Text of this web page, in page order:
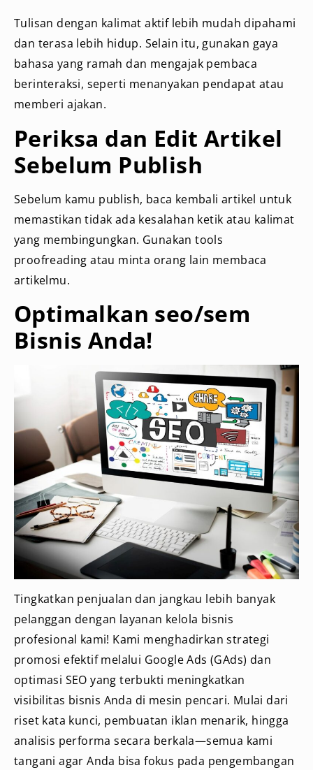
Tulisan dengan kalimat aktif lebih mudah dipahami
dan terasa lebih hidup. Selain itu, gunakan gaya
bahasa yang ramah dan mengajak pembaca
berinteraksi, seperti menanyakan pendapat atau
memberi ajakan.
Periksa dan Edit Artikel
Sebelum Publish
Sebelum kamu publish, baca kembali artikel untuk
memastikan tidak ada kesalahan ketik atau kalimat
yang membingungkan. Gunakan tools
proofreading atau minta orang lain membaca
artikelmu.
Optimalkan seo/sem
Bisnis Anda!
Tingkatkan penjualan dan jangkau lebih banyak
pelanggan dengan layanan kelola bisnis
profesional kami! Kami menghadirkan strategi
promosi efektif melalui Google Ads (GAds) dan
optimasi SEO yang terbukti meningkatkan
visibilitas bisnis Anda di mesin pencari. Mulai dari
riset kata kunci, pembuatan iklan menarik, hingga
analisis performa secara berkala—semua kami
tangani agar Anda bisa fokus pada pengembangan